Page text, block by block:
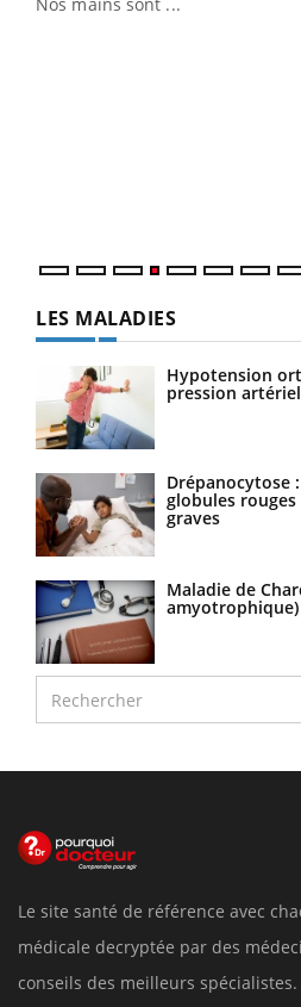
LES MALADIES
Hypotension
pression
Drépanocytose
globules
graves
Maladie de
amyotrophique)
Le site santé de référence avec
médicale decryptée par des
conseils des meilleurs spécialistes.